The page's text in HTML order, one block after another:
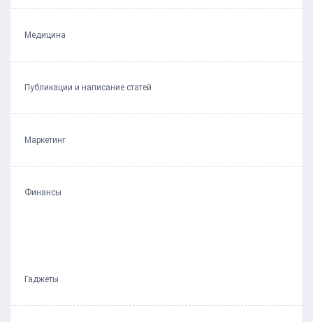
Медицина
Публикации и написание статей
Маркетинг
Финансы
Гаджеты